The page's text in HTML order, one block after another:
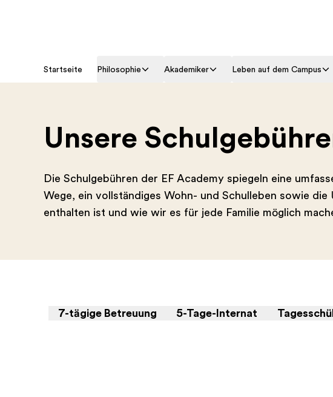
Startseite Philosophie Akademiker Leben auf dem Campus
Unsere
Die Schulgebühren der EF Academy spiegeln eine
Wege, ein vollständiges Wohn- und Schulleben sowie
enthalten ist und wie wir es für jede Familie möglich
7-tägige Betreuung 5-Tage-Internat